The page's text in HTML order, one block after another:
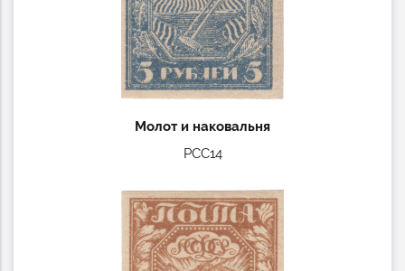
Молот и наковальня
РСС14